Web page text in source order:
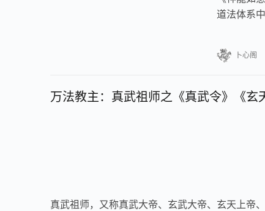
道法体系
卜心阁
万法教主：真武祖师之《真武令》《玄
真武祖师，又称真武大帝、玄武大帝、玄天上帝